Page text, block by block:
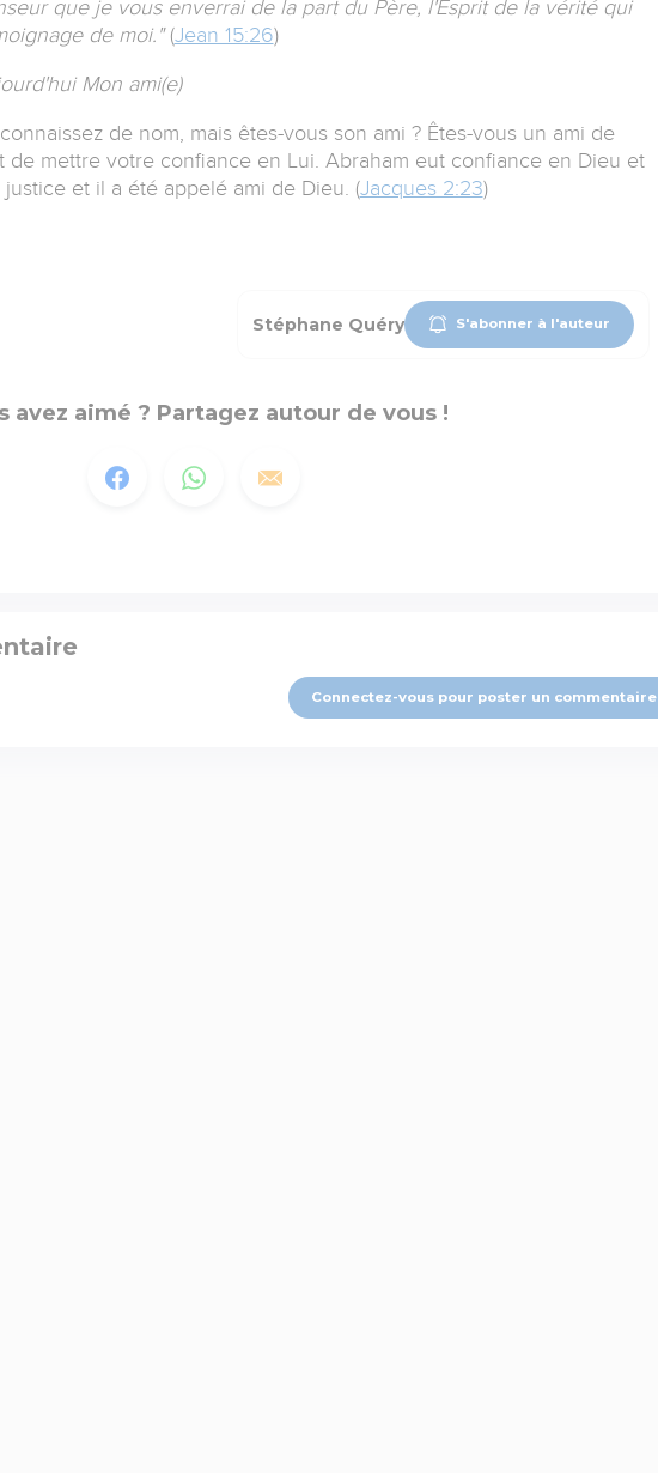
que je vous enverrai de la part du Père, l'Esprit de la vérité qui
de moi."(Jean 15:26)
Mon ami(e)
de nom, mais êtes-vous son ami ? Êtes-vous un ami de
de mettre votre confiance en Lui. Abraham eut confiance en Dieu et
et il a été appelé ami de Dieu. (Jacques 2:23)
Stéphane Quéry S'abonner à l'auteur
avez aimé ? Partagez autour de vous !
Connectez-vous pour poster un commentaire